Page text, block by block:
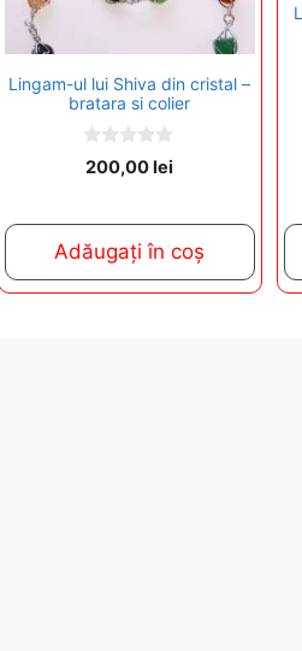
Lingam-ul lui Shiva din cristal –
bratara si colier
0
o
o
f
5
200,00lei
Adăugați în coș